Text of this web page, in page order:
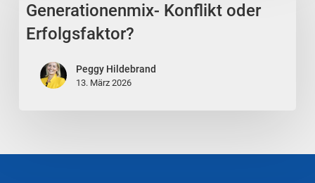
oder
Erfolgsfaktor?
Generationenmix- Konflikt oder
Erfolgsfaktor?
Peggy Hildebrand
13. März 2026